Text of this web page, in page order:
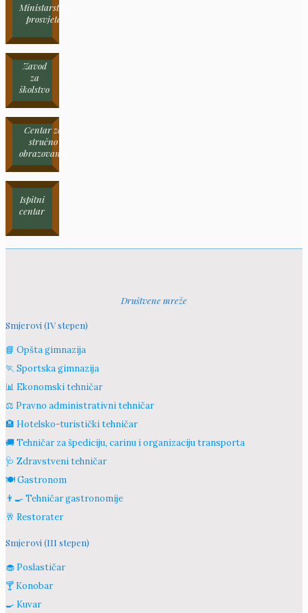
Ministarstvo
prosvjete
Zavod
za
školstvo
Centar za
stručno
obrazovanje
Ispitni
centar
Društvene mreže
Smjerovi (IV stepen)
📘 Opšta gimnazija
🏃 Sportska gimnazija
📊 Ekonomski tehničar
⚖️ Pravno administrativni tehničar
🏨 Hotelsko-turistički tehničar
🚚 Tehničar za špediciju, carinu i organizaciju transporta
🩺 Zdravstveni tehničar
🍽️ Gastronom
👨‍🍳 Tehničar gastronomije
🥂 Restorater
Smjerovi (III stepen)
🧁 Poslastičar
🍸 Konobar
🍳 Kuvar